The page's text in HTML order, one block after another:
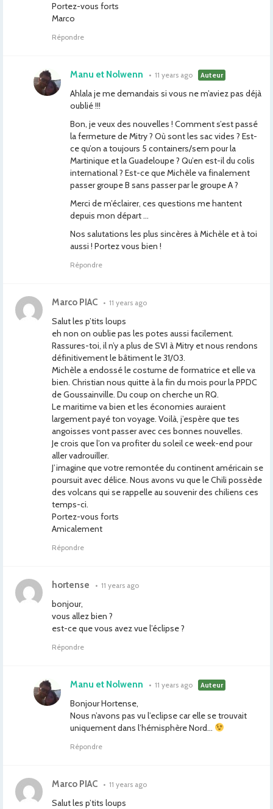
Portez-vous forts
Marco
Répondre
Manu et Nolwenn • 11 years ago Auteur
Ahlala je me demandais si vous ne m’aviez pas déjà
oublié !!!
Bon, je veux des nouvelles ! Comment s’est passé
la fermeture de Mitry ? Où sont les sac vides ? Est-
ce qu’on a toujours 5 containers/sem pour la
Martinique et la Guadeloupe ? Qu’en est-il du colis
international ? Est-ce que Michèle va finalement
passer groupe B sans passer par le groupe A ?
Merci de m’éclairer, ces questions me hantent
depuis mon départ …
Nos salutations les plus sincères à Michèle et à toi
aussi ! Portez vous bien !
Répondre
Marco PIAC • 11 years ago
Salut les p’tits loups
eh non on oublie pas les potes aussi facilement.
Rassures-toi, il n’y a plus de SVI à Mitry et nous rendons
définitivement le bâtiment le 31/03.
Michèle a endossé le costume de formatrice et elle va
bien. Christian nous quitte à la fin du mois pour la PPDC
de Goussainville. Du coup on cherche un RQ.
Le maritime va bien et les économies auraient
largement payé ton voyage. Voilà, j’espère que tes
angoisses vont passer avec ces bonnes nouvelles.
Je crois que l’on va profiter du soleil ce week-end pour
aller vadrouiller.
J’imagine que votre remontée du continent américain se
poursuit avec délice. Nous avons vu que le Chili possède
des volcans qui se rappelle au souvenir des chiliens ces
temps-ci.
Portez-vous forts
Amicalement
Répondre
hortense • 11 years ago
bonjour,
vous allez bien ?
est-ce que vous avez vue l’éclipse ?
Répondre
Manu et Nolwenn • 11 years ago Auteur
Bonjour Hortense,
Nous n’avons pas vu l’eclipse car elle se trouvait
uniquement dans l’hémisphère Nord…
Répondre
Marco PIAC • 11 years ago
Salut les p’tits loups